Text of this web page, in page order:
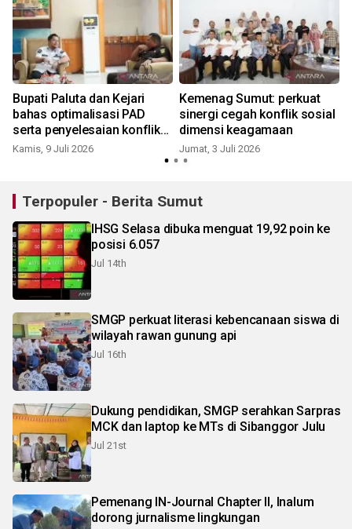
Bupati Paluta dan Kejari
bahas optimalisasi PAD
serta penyelesaian konflik
agraria
Kamis, 9 Juli 2026
Kemenag Sumut: perkuat
sinergi cegah konflik sosial
dimensi keagamaan
Jumat, 3 Juli 2026
Terpopuler - Berita Sumut
IHSG Selasa dibuka menguat 19,92 poin ke
posisi 6.057
Jul 14th
SMGP perkuat literasi kebencanaan siswa di
wilayah rawan gunung api
Jul 16th
Dukung pendidikan, SMGP serahkan Sarpras
MCK dan laptop ke MTs di Sibanggor Julu
Jul 21st
Pemenang IN-Journal Chapter II, Inalum
dorong jurnalisme lingkungan